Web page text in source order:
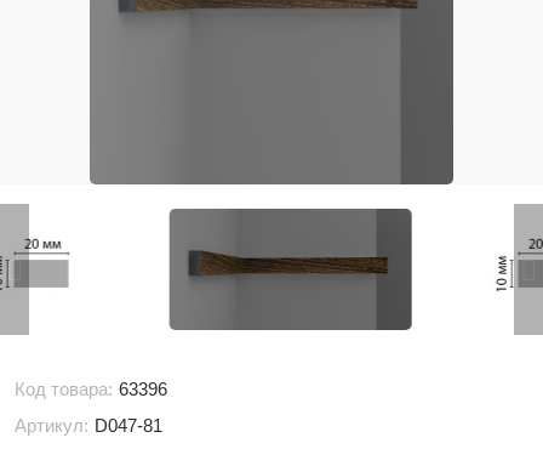
Код товара: 63396
Артикул: D047-81